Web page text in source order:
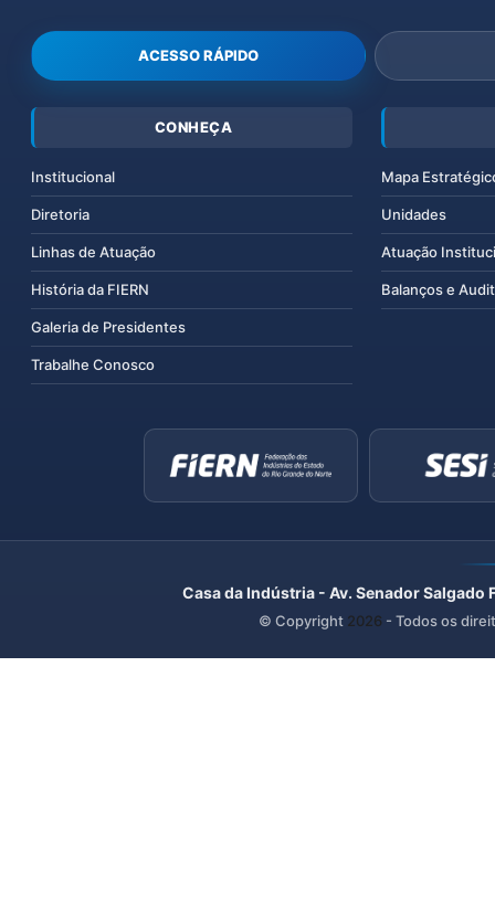
ACESSO RÁPIDO
CONHEÇA
Institucional
Diretoria
Linhas de Atuação
História da FIERN
Galeria de Presidentes
Trabalhe Conosco
Mapa
Unidades
Atuação
Balanços e
Casa da Indústria - Av. Senador
© Copyright 2026 - Todos os